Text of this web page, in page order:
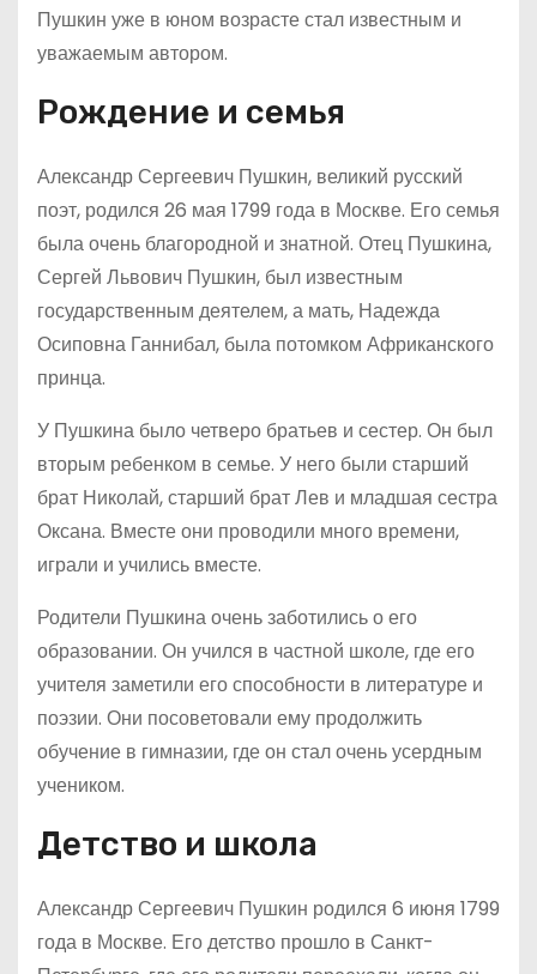
Пушкин уже в юном возрасте стал известным и
уважаемым автором.
Рождение и семья
Александр Сергеевич Пушкин, великий русский
поэт, родился 26 мая 1799 года в Москве. Его семья
была очень благородной и знатной. Отец Пушкина,
Сергей Львович Пушкин, был известным
государственным деятелем, а мать, Надежда
Осиповна Ганнибал, была потомком Африканского
принца.
У Пушкина было четверо братьев и сестер. Он был
вторым ребенком в семье. У него были старший
брат Николай, старший брат Лев и младшая сестра
Оксана. Вместе они проводили много времени,
играли и учились вместе.
Родители Пушкина очень заботились о его
образовании. Он учился в частной школе, где его
учителя заметили его способности в литературе и
поэзии. Они посоветовали ему продолжить
обучение в гимназии, где он стал очень усердным
учеником.
Детство и школа
Александр Сергеевич Пушкин родился 6 июня 1799
года в Москве. Его детство прошло в Санкт-